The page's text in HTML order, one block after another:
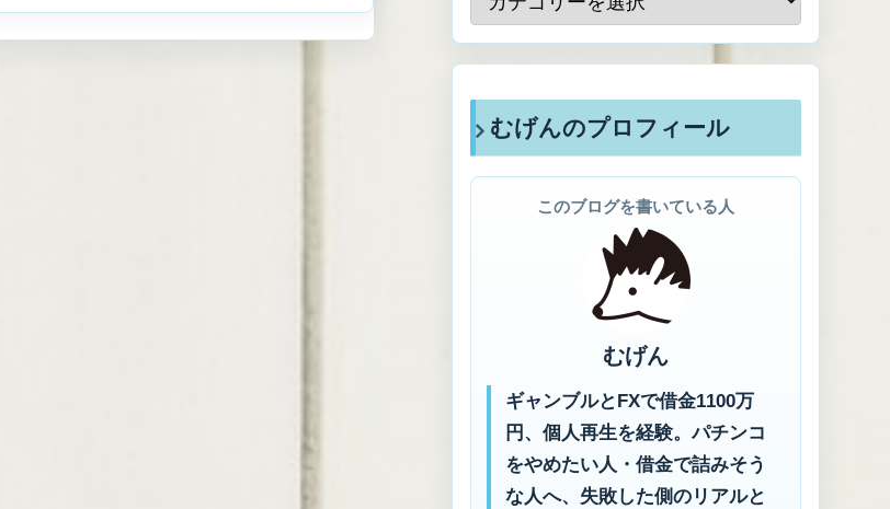
むげんのプロフィール
このブログを書いている人
むげん
ギャンブルとFXで借金1100万
円、個人再生を経験。パチンコ
をやめたい人・借金で詰みそう
な人へ、失敗した側のリアルと